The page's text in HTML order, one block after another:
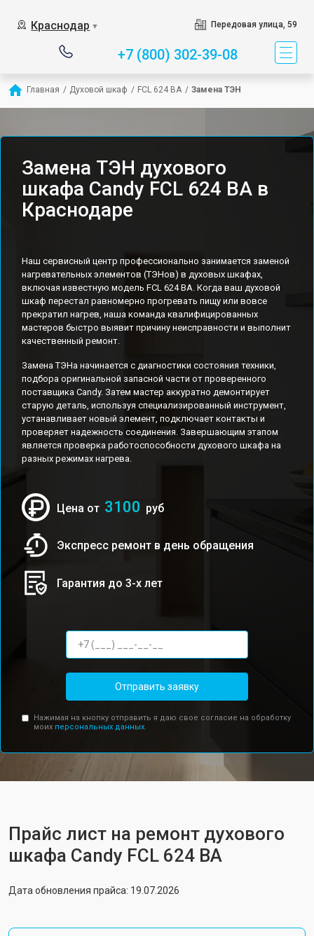
Краснодар ▼ Передовая улица, 59
+7 (800) 302-39-08
Главная / Духовой шкаф / FCL 624 BA / Замена ТЭН
Замена ТЭН духового
шкафа Candy FCL 624 BA в
Краснодаре
Наш сервисный центр профессионально занимается заменой
нагревательных элементов (ТЭНов) в духовых шкафах,
включая известную модель FCL 624 BA. Когда ваш духовой
шкаф перестал равномерно прогревать пищу или вовсе
прекратил нагрев, наша команда квалифицированных
мастеров быстро выявит причину неисправности и выполнит
качественный ремонт.
Замена ТЭНа начинается с диагностики состояния техники,
подбора оригинальной запасной части от проверенного
поставщика Candy. Затем мастер аккуратно демонтирует
старую деталь, используя специализированный инструмент,
устанавливает новый элемент, подключает контакты и
проверяет надежность соединения. Завершающим этапом
является проверка работоспособности духового шкафа на
разных режимах нагрева.
Цена от 3100 руб
Экспресс ремонт в день обращения
Гарантия до 3-х лет
Отправить заявку
Нажимая на кнопку отправить я даю свое согласие на обработку
моих персональных данных.
Прайс лист на ремонт духового
шкафа Candy FCL 624 BA
Дата обновления прайса: 19.07.2026